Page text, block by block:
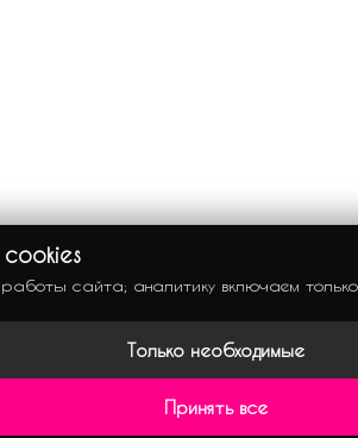
сайта; аналитику включаем
Только необходимые
Принять все